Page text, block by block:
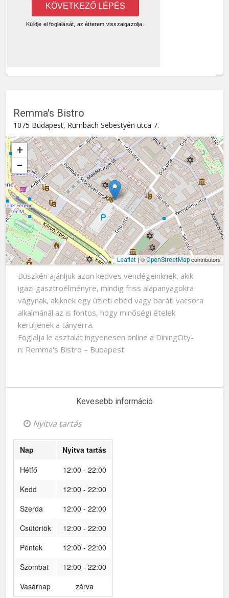
Remma's Bistro
1075 Budapest, Rumbach Sebestyén utca 7.
+
−
Leaflet| ©OpenStreetMapcontributors
Remma's Bistro
Rumbach Sebestyén utca 7. , 1075Budapest
Büszkén ajánljuk azon kedves vendégeinknek, akik
igazi gasztroélményre, mindig friss alapanyagokra
vágynak, akiknek egy üzleti ebéd vagy baráti vacsora
alkalmánál az is fontos, hogy minőségi ételek
kerüljenek a tányérra.
Foglalja le asztalát ingyenesen online a DiningCity-
n: Remma's Bistro – Budapest
Kevesebb információ
Nyitva tartás
Nap
Nyitva tartás
Hétfő
12:00 - 22:00
Kedd
12:00 - 22:00
Szerda
12:00 - 22:00
Csütörtök
12:00 - 22:00
Péntek
12:00 - 22:00
Szombat
12:00 - 22:00
Vasárnap
zárva